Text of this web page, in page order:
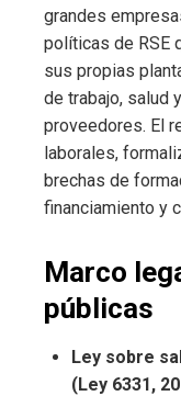
grandes
políticas de RSE
sus propias
de trabajo, salud
proveedores. El
laborales,
brechas de
financiamiento y
Marco
públicas
Ley sobre
(Ley 6331,